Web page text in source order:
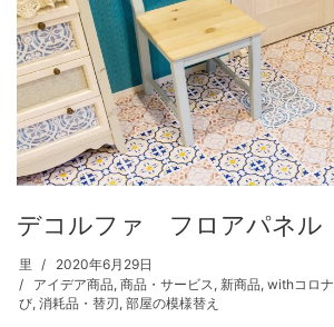
デコルファ フロアパネル
里
2020年6月29日
アイデア商品, 商品・サービス, 新商品, withコロナ
び, 消耗品・替刃, 部屋の模様替え